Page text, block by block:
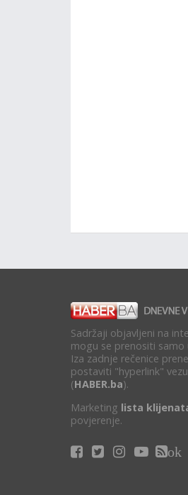
Sadržaji objavljeni na
mogu se prenositi samo
Iza zadnje rečenice
postaviti "hyperlink"
(HABER.ba).
Marketing lista
povjerenje.
ok